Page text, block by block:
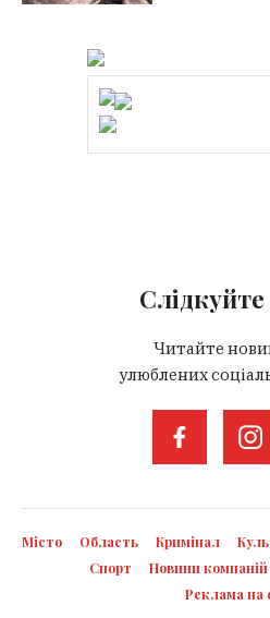
Читайте
улюблених
Місто Область Кримінал
Спорт
Новини компаній
Реклама на